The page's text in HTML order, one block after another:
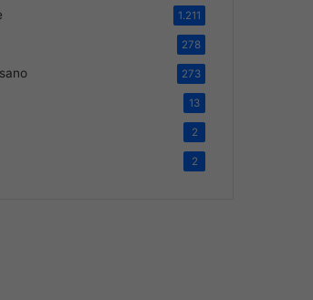
1.211
278
273
13
2
2